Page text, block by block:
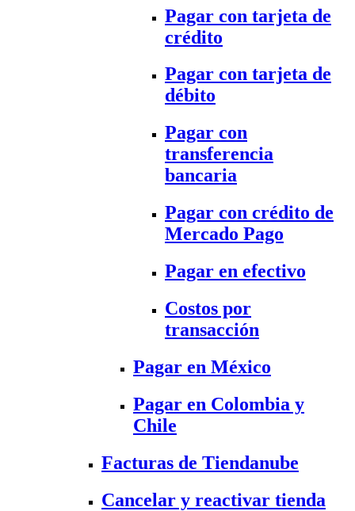
Pagar con tarjeta de
crédito
Pagar con tarjeta de
débito
Pagar con
transferencia
bancaria
Pagar con crédito de
Mercado Pago
Pagar en efectivo
Costos por
transacción
Pagar en México
Pagar en Colombia y
Chile
Facturas de Tiendanube
Cancelar y reactivar tienda